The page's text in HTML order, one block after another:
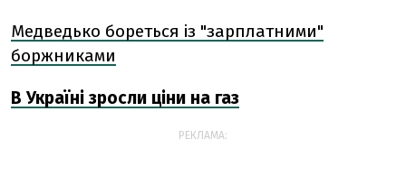
Медведько бореться із "зарплатними"
боржниками
В Україні зросли ціни на газ
РЕКЛАМА: